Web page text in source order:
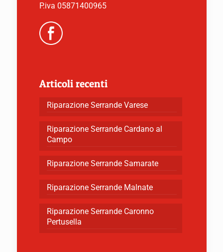
P.iva 05871400965
Articoli recenti
Riparazione Serrande Varese
Riparazione Serrande Cardano al
Campo
Riparazione Serrande Samarate
Riparazione Serrande Malnate
Riparazione Serrande Caronno
Pertusella